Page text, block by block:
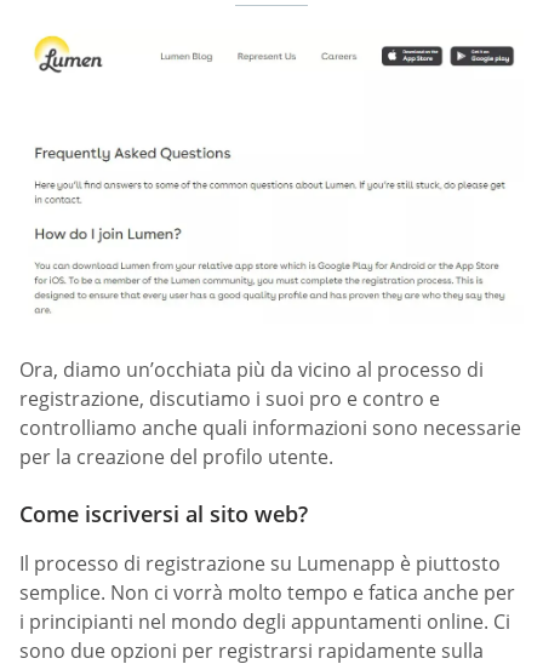
Ora, diamo un’occhiata più da vicino al processo di
registrazione, discutiamo i suoi pro e contro e
controlliamo anche quali informazioni sono necessarie
per la creazione del profilo utente.
Come iscriversi al sito web?
Il processo di registrazione su Lumenapp è piuttosto
semplice. Non ci vorrà molto tempo e fatica anche per
i principianti nel mondo degli appuntamenti online. Ci
sono due opzioni per registrarsi rapidamente sulla